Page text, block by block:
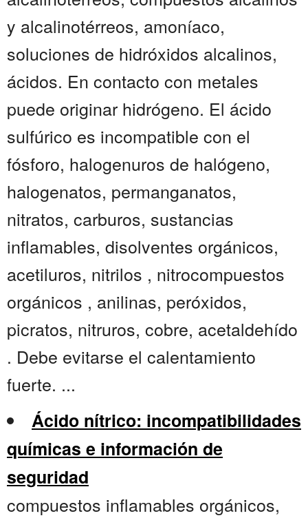
y alcalinotérreos, amoníaco,
soluciones de hidróxidos alcalinos,
ácidos. En contacto con metales
puede originar hidrógeno. El ácido
sulfúrico es incompatible con el
fósforo, halogenuros de halógeno,
halogenatos, permanganatos,
nitratos, carburos, sustancias
inflamables, disolventes orgánicos,
acetiluros, nitrilos , nitrocompuestos
orgánicos , anilinas, peróxidos,
picratos, nitruros, cobre, acetaldehído
. Debe evitarse el calentamiento
fuerte. ...
Ácido nítrico: incompatibilidades
químicas e información de
seguridad
compuestos inflamables orgánicos,